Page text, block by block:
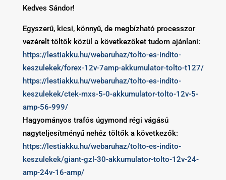
Kedves Sándor!
Egyszerű, kicsi, könnyű, de megbízható processzor
vezérelt töltők közül a következőket tudom ajánlani:
https://lestiakku.hu/webaruhaz/tolto-es-indito-
keszulekek/forex-12v-7amp-akkumulator-tolto-t127/
https://lestiakku.hu/webaruhaz/tolto-es-indito-
keszulekek/ctek-mxs-5-0-akkumulator-tolto-12v-5-
amp-56-999/
Hagyományos trafós úgymond régi vágású
nagyteljesítményű nehéz töltők a következők:
https://lestiakku.hu/webaruhaz/tolto-es-indito-
keszulekek/giant-gzl-30-akkumulator-tolto-12v-24-
amp-24v-16-amp/